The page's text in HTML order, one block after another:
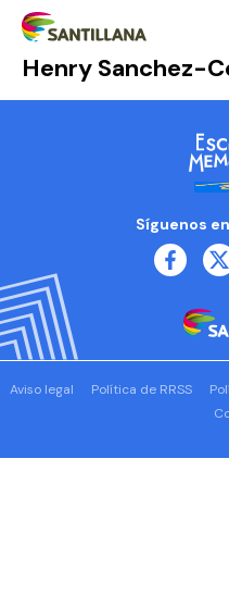
Henry Sanchez-
Síguenos
Aviso legal Política de RRSS